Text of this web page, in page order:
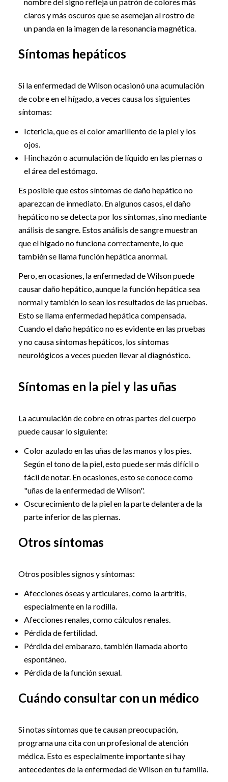
claros y más oscuros que se asemejan al rostro de
un panda en la imagen de la resonancia magnética.
Síntomas hepáticos
Si la enfermedad de Wilson ocasionó una acumulación
de cobre en el hígado, a veces causa los siguientes
síntomas:
Ictericia, que es el color amarillento de la piel y los
ojos.
Hinchazón o acumulación de líquido en las piernas o
el área del estómago.
Es posible que estos síntomas de daño hepático no
aparezcan de inmediato. En algunos casos, el daño
hepático no se detecta por los síntomas, sino mediante
análisis de sangre. Estos análisis de sangre muestran
que el hígado no funciona correctamente, lo que
también se llama función hepática anormal.
Pero, en ocasiones, la enfermedad de Wilson puede
causar daño hepático, aunque la función hepática sea
normal y también lo sean los resultados de las pruebas.
Esto se llama enfermedad hepática compensada.
Cuando el daño hepático no es evidente en las pruebas
y no causa síntomas hepáticos, los síntomas
neurológicos a veces pueden llevar al diagnóstico.
Síntomas en la piel y las uñas
La acumulación de cobre en otras partes del cuerpo
puede causar lo siguiente:
Color azulado en las uñas de las manos y los pies.
Según el tono de la piel, esto puede ser más difícil o
fácil de notar. En ocasiones, esto se conoce como
"uñas de la enfermedad de Wilson".
Oscurecimiento de la piel en la parte delantera de la
parte inferior de las piernas.
Otros síntomas
Otros posibles signos y síntomas:
Afecciones óseas y articulares, como la artritis,
especialmente en la rodilla.
Afecciones renales, como cálculos renales.
Pérdida de fertilidad.
Pérdida del embarazo, también llamada aborto
espontáneo.
Pérdida de la función sexual.
Cuándo consultar con un médico
Si notas síntomas que te causan preocupación,
programa una cita con un profesional de atención
médica. Esto es especialmente importante si hay
antecedentes de la enfermedad de Wilson en tu familia.